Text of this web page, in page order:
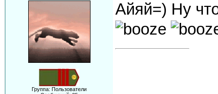
Группа: Пользователи
Айяй=) Ну